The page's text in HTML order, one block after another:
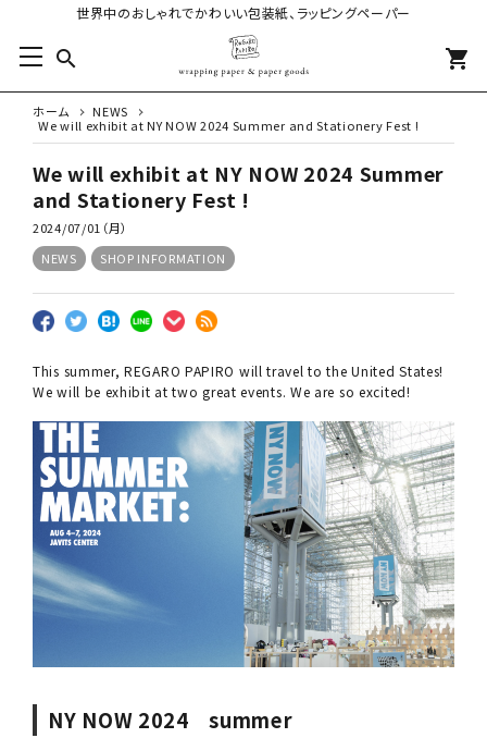
世界中のおしゃれでかわいい包装紙、ラッピングペーパー
search shopping_cart
ホーム
NEWS
We will exhibit at NY NOW 2024 Summer and Stationery Fest !
We will exhibit at NY NOW 2024 Summer
and Stationery Fest !
2024/07/01（月）
NEWS
SHOP INFORMATION
This summer, REGARO PAPIRO will travel to the United States!
We will be exhibit at two great events. We are so excited!
NY NOW 2024 summer